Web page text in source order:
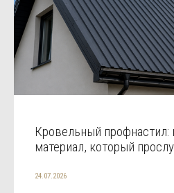
Кровельный профнастил:
материал, который
24.07.2026